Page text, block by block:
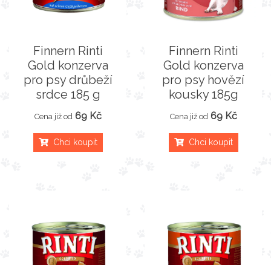
Finnern Rinti
Gold konzerva
pro psy drůbeží
srdce 185 g
Cena již od 69 Kč
Chci koupit
Finnern Rinti
Gold konzerva
pro psy hovězí
kousky 185g
Cena již od 69 Kč
Chci koupit